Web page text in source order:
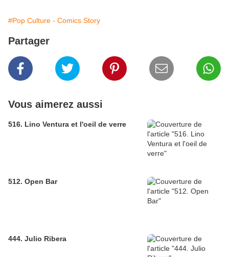
#Pop Culture - Comics Story
Partager
Vous aimerez aussi
516. Lino Ventura et l'oeil de verre
512. Open Bar
444. Julio Ribera